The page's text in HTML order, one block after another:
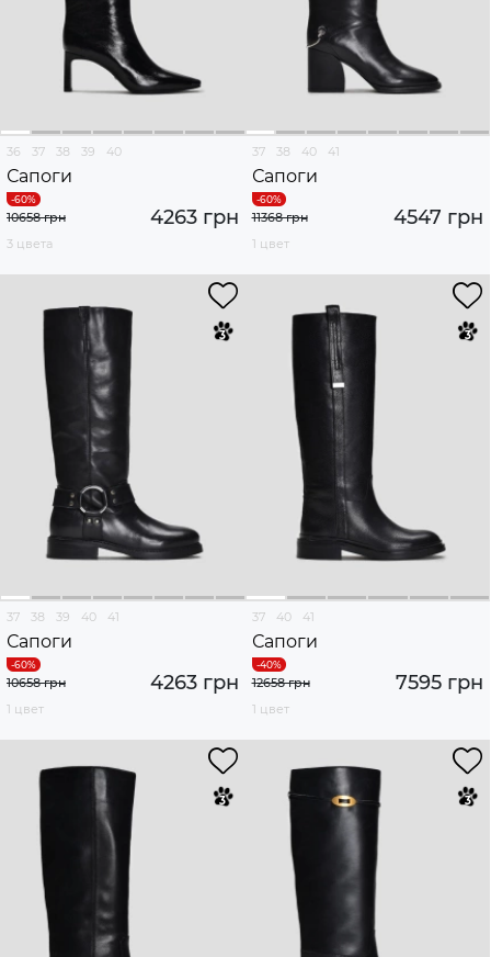
36 37 38 39 40
Сапоги
4263 грн
10658 грн
3 цвета
37 38 40 41
Сапоги
4547 грн
11368 грн
1 цвет
37 38 39 40 41
Сапоги
4263 грн
10658 грн
1 цвет
37 40 41
Сапоги
7595 грн
12658 грн
1 цвет